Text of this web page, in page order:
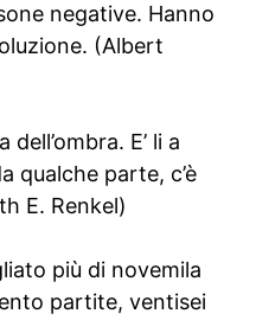
negative. Hanno
(Albert
E’ li a
qualche parte, c’è
E. Renkel)
più di novemila
partite, ventisei